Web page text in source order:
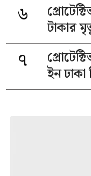
৬
টাকার
৭
ইন ঢাকা